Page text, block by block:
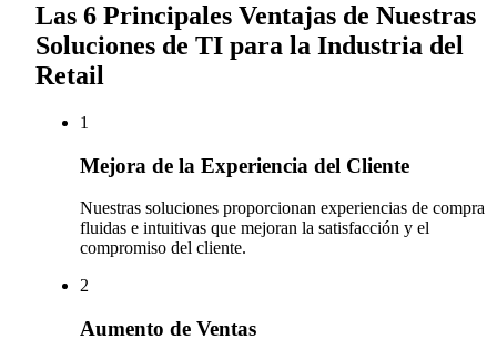
Las 6 Principales Ventajas de Nuestras
Soluciones de TI para la Industria del
Retail
1
Mejora de la Experiencia del Cliente
Nuestras soluciones proporcionan experiencias de compra
fluidas e intuitivas que mejoran la satisfacción y el
compromiso del cliente.
2
Aumento de Ventas